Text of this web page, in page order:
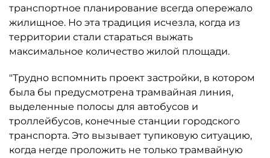
транспортное планирование всегда опережало
жилищное. Но эта традиция исчезла, когда из
территории стали стараться выжать
максимальное количество жилой площади.
"Трудно вспомнить проект застройки, в котором
была бы предусмотрена трамвайная линия,
выделенные полосы для автобусов и
троллейбусов, конечные станции городского
транспорта. Это вызывает тупиковую ситуацию,
когда негде проложить не только трамвайную